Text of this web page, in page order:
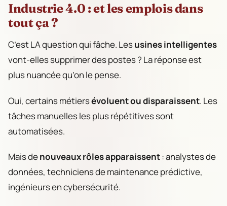
Industrie 4.0 : et les emplois dans
tout ça ?
C’est LA question qui fâche. Lesusines intelligentes
vont-elles supprimer des postes ? La réponse est
plus nuancée qu’on le pense.
Oui, certains métiersévoluent ou disparaissent. Les
tâches manuelles les plus répétitives sont
automatisées.
Mais denouveaux rôles apparaissent: analystes de
données, techniciens de maintenance prédictive,
ingénieurs en cybersécurité.